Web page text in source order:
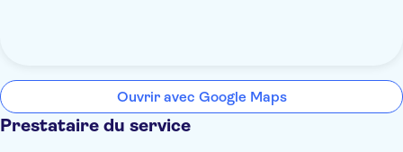
Ouvrir avec Google Maps
Prestataire du service